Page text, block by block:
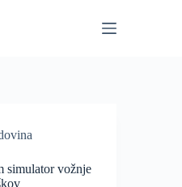
simulator vožnje